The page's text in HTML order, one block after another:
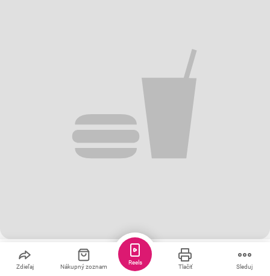
Uložiť Zdieľať
Jednoduchý morčací stroganov
Zdieľaj Nákupný zoznam Tlačiť Sleduj
Reels